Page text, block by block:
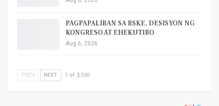
PAGPAPALIBAN SA BSKE, DESISYON NG
KONGRESO AT EHEKUTIBO
Aug 6, 2026
PREV NEXT 1 of 3,530